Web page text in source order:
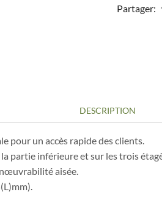
3
Partager:
DESCRIPTION
pour un accès rapide des clients.
partie inférieure et sur les trois
aisée.